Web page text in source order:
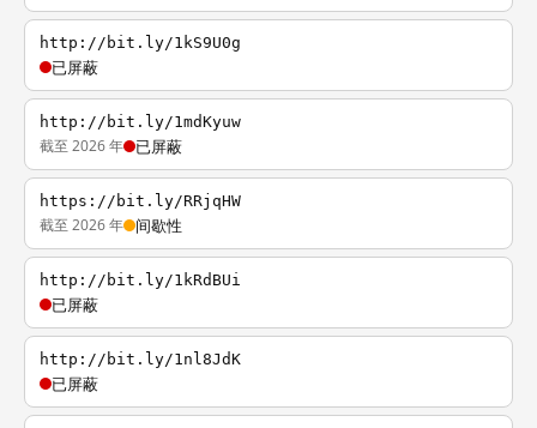
http://bit.ly/1kS9U0g
已屏蔽
http://bit.ly/1mdKyuw
截至 2026 年 已屏蔽
https://bit.ly/RRjqHW
截至 2026 年 间歇性
http://bit.ly/1kRdBUi
已屏蔽
http://bit.ly/1nl8JdK
已屏蔽